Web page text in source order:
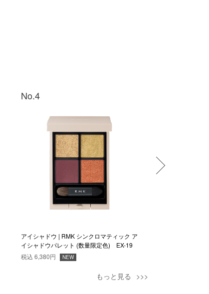
No.4
アイシャドウ | RMK シンクロマティック ア
イシャドウパレット (数量限定色) EX-19
税込 6,380円 NEW
もっと見る